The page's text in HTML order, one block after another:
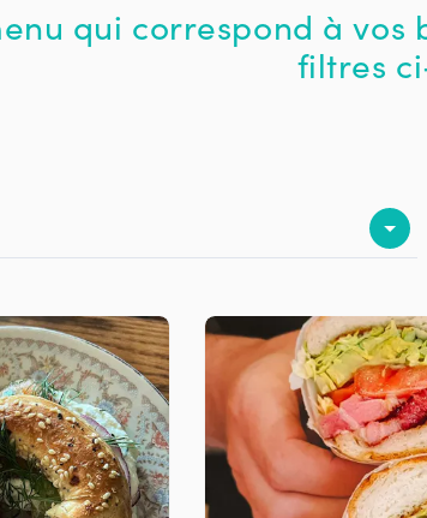
qui correspond à
filtres